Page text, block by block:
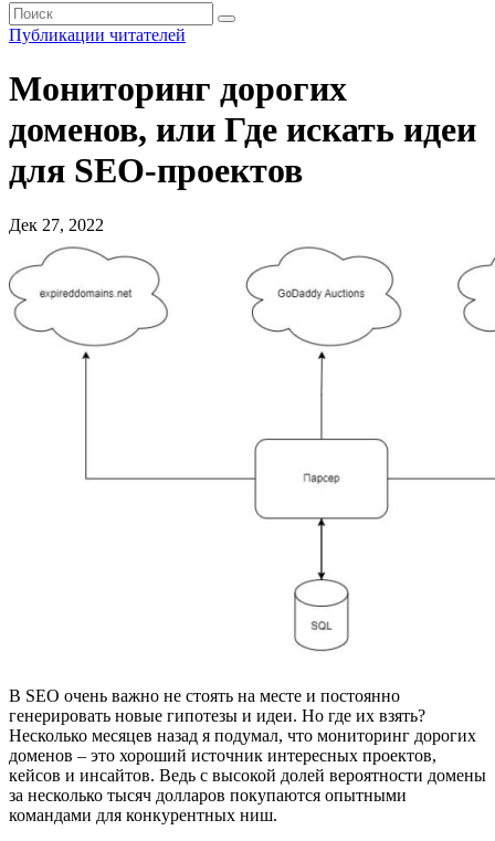
Публикации читателей
Мониторинг дорогих
доменов, или Где искать идеи
для SEO-проектов
Дек 27, 2022
В SEO очень важно не стоять на месте и постоянно
генерировать новые гипотезы и идеи. Но где их взять?
Несколько месяцев назад я подумал, что мониторинг дорогих
доменов – это хороший источник интересных проектов,
кейсов и инсайтов. Ведь с высокой долей вероятности домены
за несколько тысяч долларов покупаются опытными
командами для конкурентных ниш.